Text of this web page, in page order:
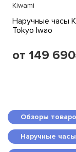
Kiwami
Наручные часы
Tokyo Iwao
от 149 690
Обзоры
Наручные часы